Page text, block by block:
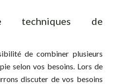
techniques de
de combiner plusieurs
selon vos besoins. Lors de
discuter de vos besoins